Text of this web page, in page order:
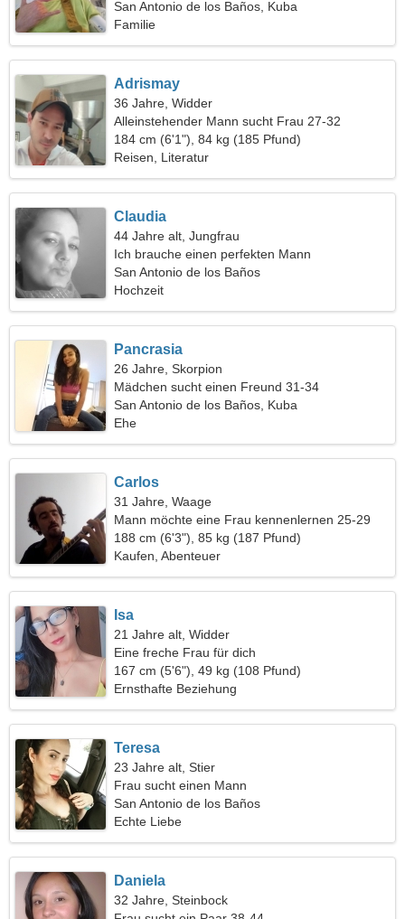
San Antonio de los Baños, Kuba
Familie
Adrismay
36 Jahre, Widder
Alleinstehender Mann sucht Frau 27-32
184 cm (6'1"), 84 kg (185 Pfund)
Reisen, Literatur
Claudia
44 Jahre alt, Jungfrau
Ich brauche einen perfekten Mann
San Antonio de los Baños
Hochzeit
Pancrasia
26 Jahre, Skorpion
Mädchen sucht einen Freund 31-34
San Antonio de los Baños, Kuba
Ehe
Carlos
31 Jahre, Waage
Mann möchte eine Frau kennenlernen 25-29
188 cm (6'3"), 85 kg (187 Pfund)
Kaufen, Abenteuer
Isa
21 Jahre alt, Widder
Eine freche Frau für dich
167 cm (5'6"), 49 kg (108 Pfund)
Ernsthafte Beziehung
Teresa
23 Jahre alt, Stier
Frau sucht einen Mann
San Antonio de los Baños
Echte Liebe
Daniela
32 Jahre, Steinbock